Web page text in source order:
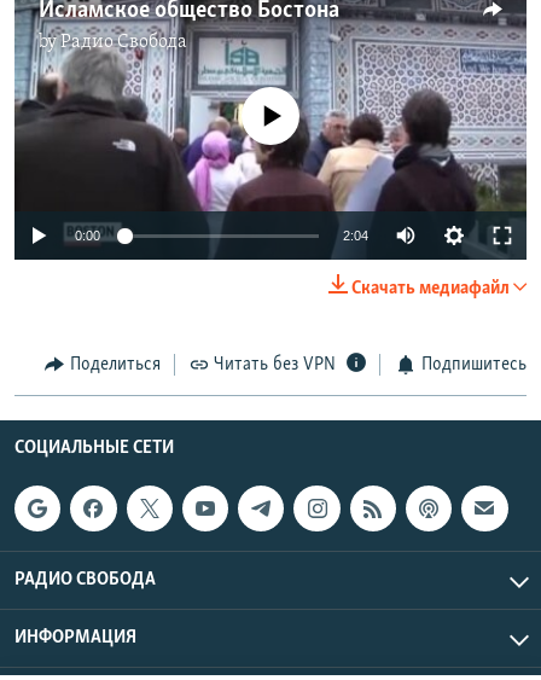
Вернутся
поиску
КАВКАЗ.РЕАЛИИ
СЕВЕР.РЕАЛИИ
СИБИРЬ.РЕАЛИИ
РАСПИСАНИЕ ВЕЩАНИЯ
ПОДПИШИТЕСЬ НА РАССЫЛКУ
Исламское общество Бостона
byРадио Свобода
No media source currently available
0:00 2:04
Скачать медиафайл
Поделиться Читать без VPN Подпишитесь
СОЦИАЛЬНЫЕ СЕТИ
РАДИО СВОБОДА
ИНФОРМАЦИЯ